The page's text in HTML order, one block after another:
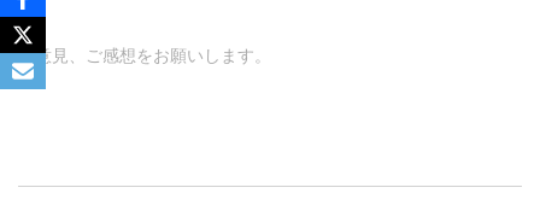
ご意見、ご感想をお願いします。